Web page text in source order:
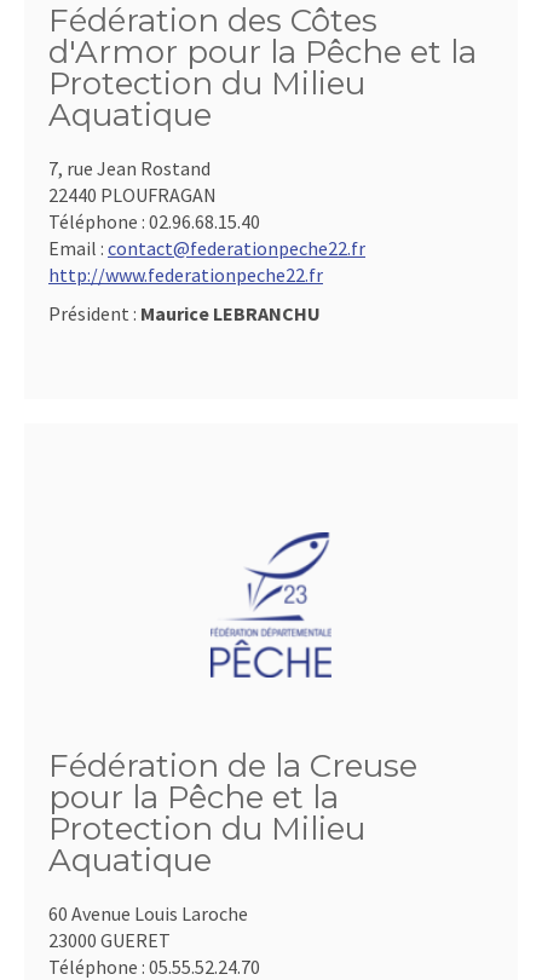
Fédération des Côtes
d'Armor pour la Pêche et la
Protection du Milieu
Aquatique
7, rue Jean Rostand
22440 PLOUFRAGAN
Téléphone : 02.96.68.15.40
Email : contact@federationpeche22.fr
http://www.federationpeche22.fr
Président : Maurice LEBRANCHU
Fédération de la Creuse
pour la Pêche et la
Protection du Milieu
Aquatique
60 Avenue Louis Laroche
23000 GUERET
Téléphone : 05.55.52.24.70